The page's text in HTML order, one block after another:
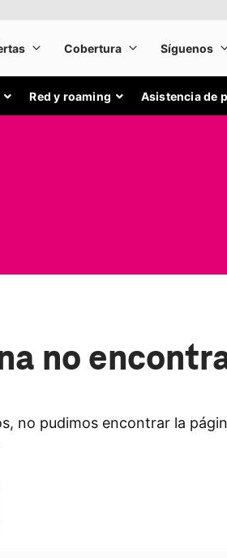
Red y roaming Asistencia de